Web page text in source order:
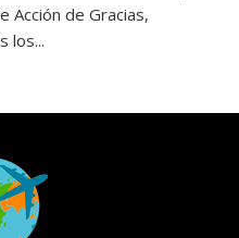
Acción de Gracias,
los...